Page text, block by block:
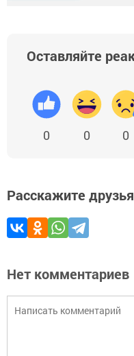
Оставляйте
0 0 0
Расскажите
Нет комментариев